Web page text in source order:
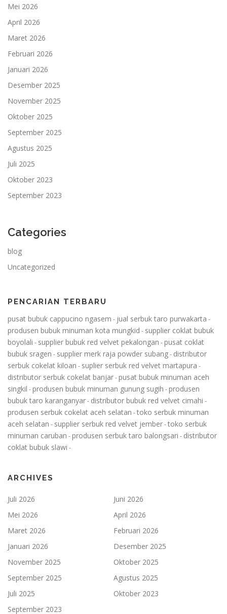
Mei 2026
April 2026
Maret 2026
Februari 2026
Januari 2026
Desember 2025
November 2025
Oktober 2025
September 2025
Agustus 2025
Juli 2025
Oktober 2023
September 2023
Categories
blog
Uncategorized
PENCARIAN TERBARU
pusat bubuk cappucino ngasem - jual serbuk taro purwakarta -
produsen bubuk minuman kota mungkid - supplier coklat bubuk
boyolali - supplier bubuk red velvet pekalongan -pusat coklat
bubuk sragen - supplier merk raja powder subang- distributor
serbuk cokelat kiloan - suplier serbuk red velvet martapura -
distributor serbuk cokelat banjar-pusat bubuk minuman aceh
singkil -produsen bubuk minuman gunung sugih -produsen
bubuk taro karanganyar- distributor bubuk red velvet cimahi -
produsen serbuk cokelat aceh selatan -toko serbuk minuman
aceh selatan - supplier serbuk red velvet jember-toko serbuk
minuman caruban -produsen serbuk taro balongsari - distributor
coklat bubuk slawi -
ARCHIVES
Juli 2026
Juni 2026
Mei 2026
April 2026
Maret 2026
Februari 2026
Januari 2026
Desember 2025
November 2025
Oktober 2025
September 2025
Agustus 2025
Juli 2025
Oktober 2023
September 2023